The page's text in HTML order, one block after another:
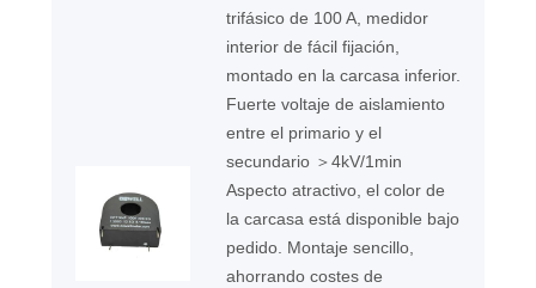
trifásico de 100 A, medidor
interior de fácil fijación,
montado en la carcasa inferior.
Fuerte voltaje de aislamiento
entre el primario y el
secundario ＞4kV/1min
Aspecto atractivo, el color de
la carcasa está disponible bajo
pedido. Montaje sencillo,
ahorrando costes de